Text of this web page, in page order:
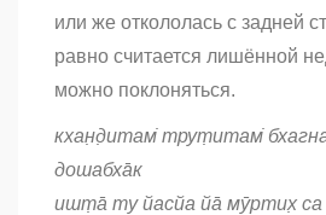
или же откололась с задней
равно считается лишённой
можно поклоняться.
кхан̣д̣итам̇ трут̣итам̇
дошабха̄к
ишт̣а̄ ту йасйа йа̄ мӯртих̣